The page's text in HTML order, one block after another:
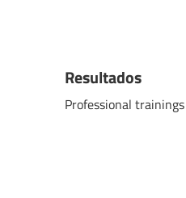
Resultados
Professional